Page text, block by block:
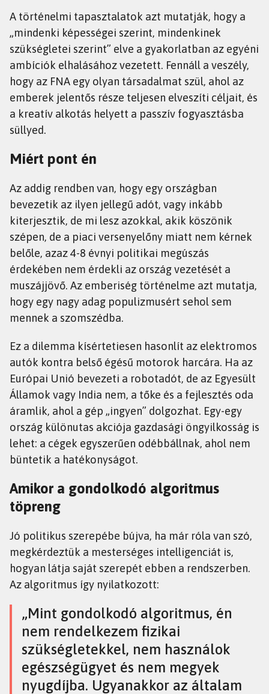
A történelmi tapasztalatok azt mutatják, hogy a
„mindenki képességei szerint, mindenkinek
szükségletei szerint” elve a gyakorlatban az egyéni
ambíciók elhalásához vezetett. Fennáll a veszély,
hogy az FNA egy olyan társadalmat szül, ahol az
emberek jelentős része teljesen elveszíti céljait, és
a kreatív alkotás helyett a passzív fogyasztásba
süllyed.
Miért pont én
Az addig rendben van, hogy egy országban
bevezetik az ilyen jellegű adót, vagy inkább
kiterjesztik, de mi lesz azokkal, akik köszönik
szépen, de a piaci versenyelőny miatt nem kérnek
belőle, azaz 4-8 évnyi politikai megúszás
érdekében nem érdekli az ország vezetését a
muszájjövő. Az emberiség történelme azt mutatja,
hogy egy nagy adag populizmusért sehol sem
mennek a szomszédba.
Ez a dilemma kísértetiesen hasonlít az elektromos
autók kontra belső égésű motorok harcára. Ha az
Európai Unió bevezeti a robotadót, de az Egyesült
Államok vagy India nem, a tőke és a fejlesztés oda
áramlik, ahol a gép „ingyen” dolgozhat. Egy-egy
ország különutas akciója gazdasági öngyilkosság is
lehet: a cégek egyszerűen odébbállnak, ahol nem
büntetik a hatékonyságot.
Amikor a gondolkodó algoritmus
töpreng
Jó politikus szerepébe bújva, ha már róla van szó,
megkérdeztük a mesterséges intelligenciát is,
hogyan látja saját szerepét ebben a rendszerben.
Az algoritmus így nyilatkozott:
„Mint gondolkodó algoritmus, én
nem rendelkezem fizikai
szükségletekkel, nem használok
egészségügyet és nem megyek
nyugdíjba. Ugyanakkor az általam